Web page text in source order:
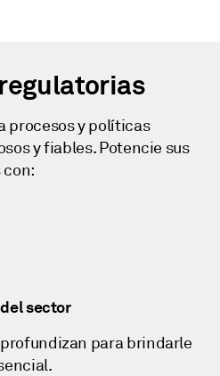
procesos y políticas
y fiables. Potencie sus
sector
para brindarle